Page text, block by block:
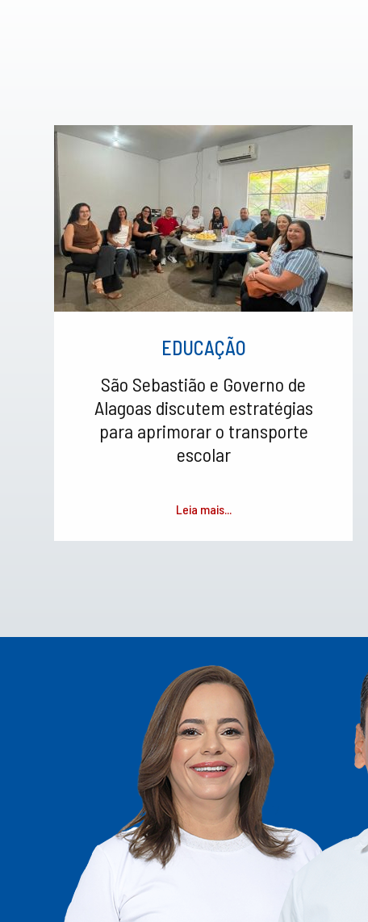
EDUCAÇÃO
São Sebastião e Governo de
Alagoas discutem estratégias
para aprimorar o transporte
escolar
Leia mais...